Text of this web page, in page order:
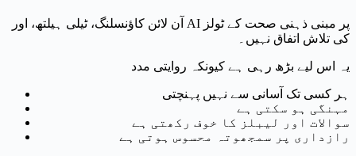
آن لائن کاؤنسلنگ، ٹیلی ہیلتھ، اور AI پر مبنی ذہنی صحت کے ٹولز
کی تلاش اتفاق نہیں۔
یہ اس لیے بڑھ رہی ہے کیونکہ روایتی مدد
ہر کسی تک آسانی سے نہیں پہنچتی
مہنگی ہو سکتی ہے
سوالات اور لیبلز کا خوف رکھتی ہے
رازداری پر سمجھوتہ محسوس ہوتی ہے